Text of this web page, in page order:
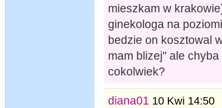
mieszkam w
ginekologa na
bedzie on kosztowal
mam blizej" ale
cokolwiek?
diana01 10 Kwi 14:50